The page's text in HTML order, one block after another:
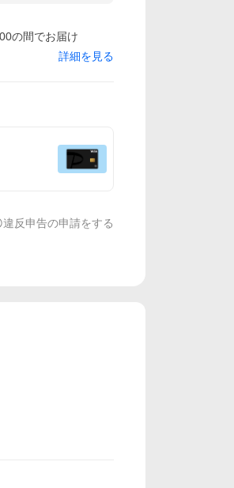
の間でお届け
詳細を見る
違反申告の申請をする